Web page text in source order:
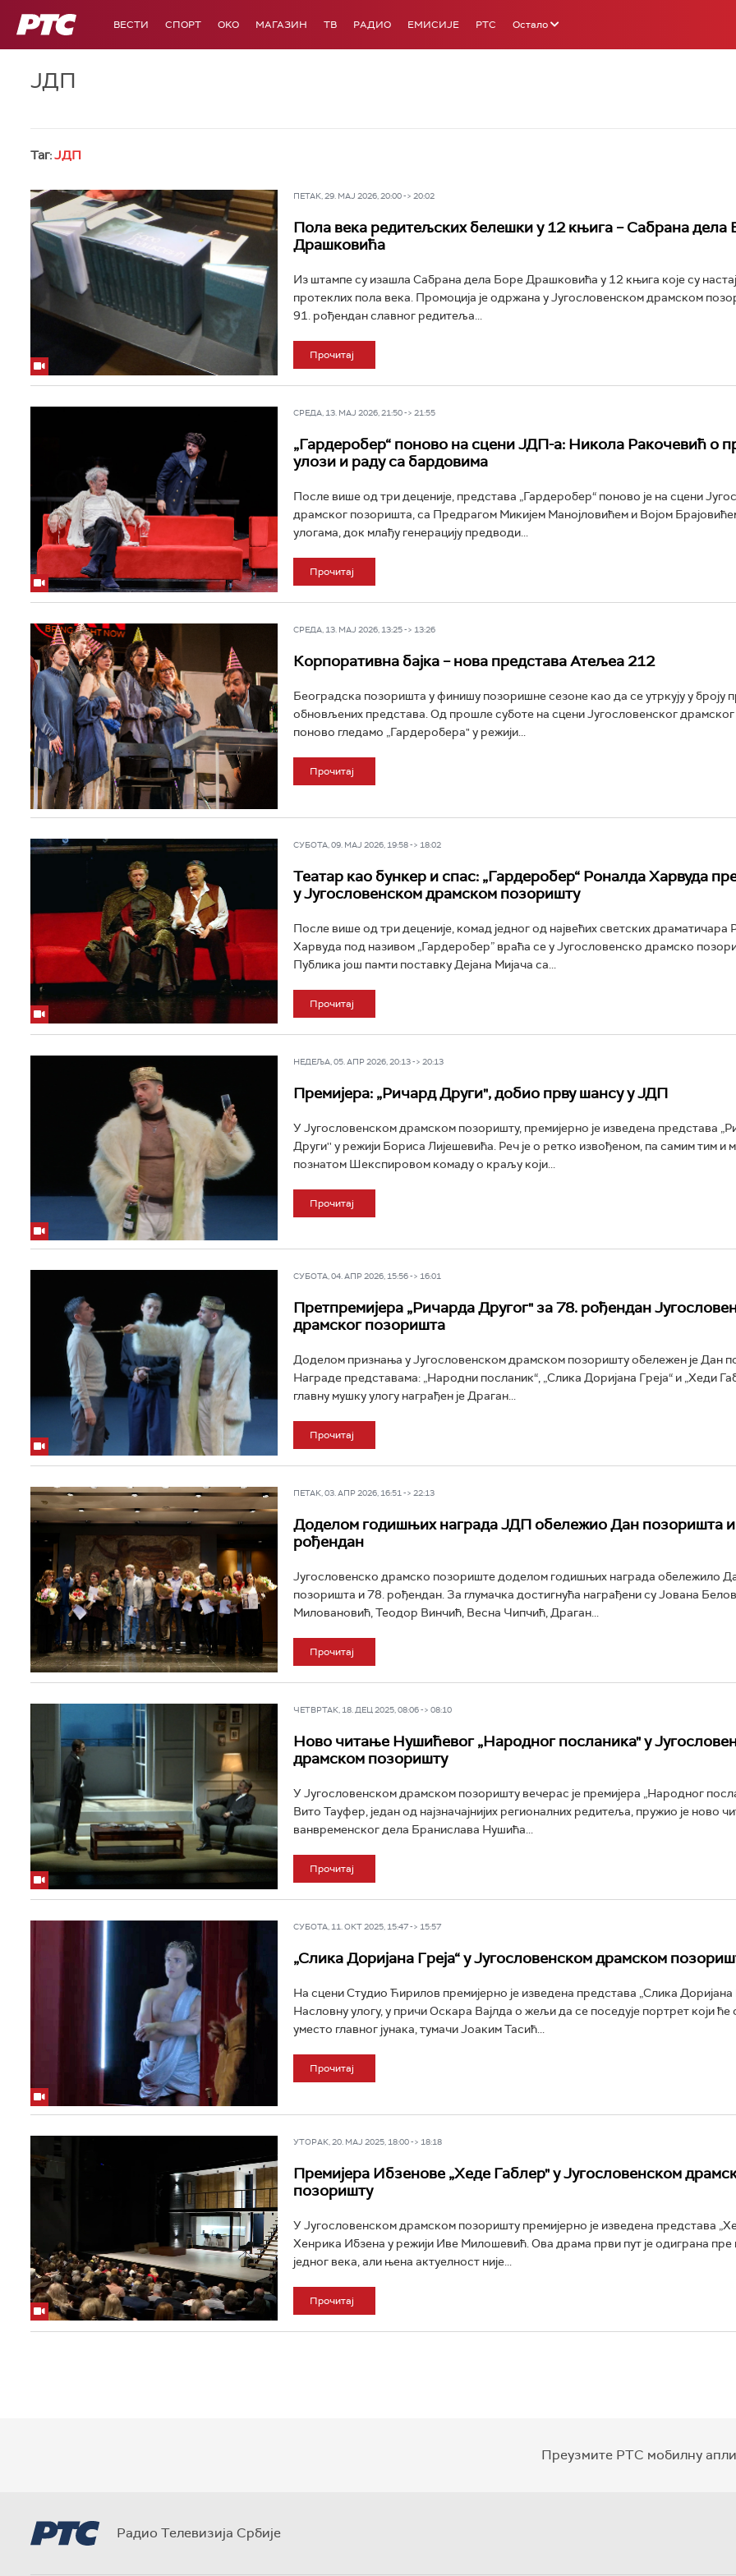
РТС ВЕСТИ СПОРТ OKO МАГАЗИН ТВ РАДИО ЕМИСИЈЕ РТС Остало
ЈДП
Таг:ЈДП
ПЕТАК, 29. МАЈ 2026, 20:00 -> 20:02
Пола века редитељских белешки у 12 књига – Сабрана дела
Драшковића
Из штампе су изашла Сабрана дела Боре Драшковића у 12 књига које су
протеклих пола века. Промоција је одржана у Југословенском драмском
91. рођендан славног редитеља...
Прочитај
СРЕДА, 13. МАЈ 2026, 21:50 -> 21:55
„Гардеробер“ поново на сцени ЈДП-а: Никола Ракочевић о
улози и раду са бардовима
После више од три деценије, представа „Гардеробер“ поново је на сцени
драмског позоришта, са Предрагом Микијем Манојловићем и Војом
улогама, док млађу генерацију предводи...
Прочитај
СРЕДА, 13. МАЈ 2026, 13:25 -> 13:26
Корпоративна бајка – нова представа Атељеа 212
Београдска позоришта у финишу позоришне сезоне као да се утркују у броју
обновљених представа. Од прошле суботе на сцени Југословенског
поново гледамо „Гардеробера" у режији...
Прочитај
СУБОТА, 09. МАЈ 2026, 19:58 -> 18:02
Театар као бункер и спас: „Гардеробер“ Роналда Харвуда
у Југословенском драмском позоришту
После више од три деценије, комад једног од највећих светских драматичара
Харвуда под називом „Гардеробер” враћа се у Југословенско драмско
Публика још памти поставку Дејана Мијача са...
Прочитај
НЕДЕЉА, 05. АПР 2026, 20:13 -> 20:13
Премијера: „Ричард Други", добио прву шансу у ЈДП
У Југословенском драмском позоришту, премијерно је изведена представа
Други'' у режији Бориса Лијешевића. Реч је о ретко извођеном, па самим тим и
познатом Шекспировом комаду о краљу који...
Прочитај
СУБОТА, 04. АПР 2026, 15:56 -> 16:01
Претпремијера „Ричарда Другог" за 78. рођендан
драмског позоришта
Доделом признања у Југословенском драмском позоришту обележен је Дан
Награде представама: „Народни посланик“, „Слика Доријана Греја“ и „Хеди
главну мушку улогу награђен је Драган...
Прочитај
ПЕТАК, 03. АПР 2026, 16:51 -> 22:13
Доделом годишњих награда ЈДП обележио Дан позоришта
рођендан
Југословенско драмско позориште доделом годишњих награда обележило
позоришта и 78. рођендан. За глумачка достигнућа награђени су Јована
Миловановић, Теодор Винчић, Весна Чипчић, Драган...
Прочитај
ЧЕТВРТАК, 18. ДЕЦ 2025, 08:06 -> 08:10
Ново читање Нушићевог „Народног посланика" у
драмском позоришту
У Југословенском драмском позоришту вечерас је премијера „Народног
Вито Тауфер, један од најзначајнијих регионалних редитеља, пружио је ново
ванвременског дела Бранислава Нушића...
Прочитај
СУБОТА, 11. ОКТ 2025, 15:47 -> 15:57
„Слика Доријана Греја“ у Југословенском драмском
На сцени Студио Ћирилов премијерно је изведена представа „Слика Доријана
Насловну улогу, у причи Оскара Вајлда о жељи да се поседује портрет који ће
уместо главног јунака, тумачи Јоаким Тасић...
Прочитај
УТОРАК, 20. МАЈ 2025, 18:00 -> 18:18
Премијера Ибзенове „Хеде Габлер" у Југословенском
позоришту
У Југословенском драмском позоришту премијерно је изведена представа
Хенрика Ибзена у режији Иве Милошевић. Ова драма први пут је одиграна
једног века, али њена актуелност није...
Прочитај
Преузмите РТС мобилну
Радио Телевизија Србије